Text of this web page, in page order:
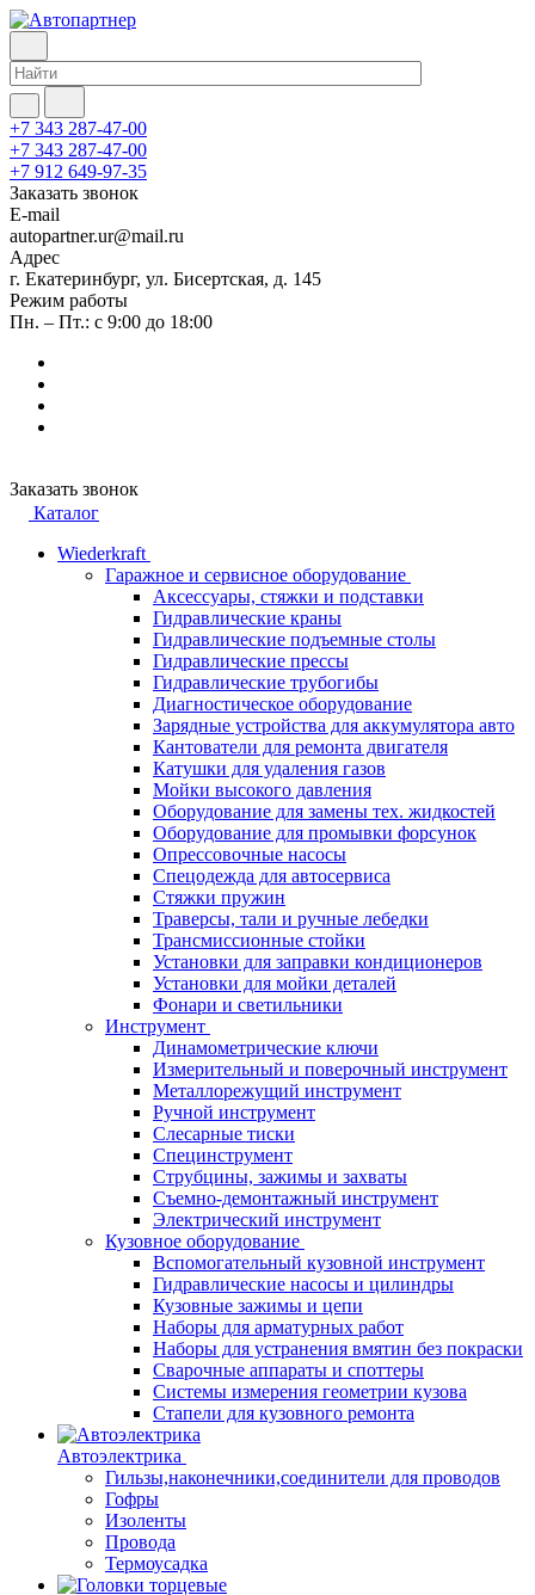
+7 343 287-47-00
+7 343 287-47-00
+7 912 649-97-35
Заказать звонок
E-mail
autopartner.ur@mail.ru
Адрес
г. Екатеринбург, ул. Бисертская, д. 145
Режим работы
Пн. – Пт.: с 9:00 до 18:00
Заказать звонок
Каталог
Wiederkraft
Гаражное и сервисное оборудование
Аксессуары, стяжки и подставки
Гидравлические краны
Гидравлические подъемные столы
Гидравлические прессы
Гидравлические трубогибы
Диагностическое оборудование
Зарядные устройства для аккумулятора авто
Кантователи для ремонта двигателя
Катушки для удаления газов
Мойки высокого давления
Оборудование для замены тех. жидкостей
Оборудование для промывки форсунок
Опрессовочные насосы
Спецодежда для автосервиса
Стяжки пружин
Траверсы, тали и ручные лебедки
Трансмиссионные стойки
Установки для заправки кондиционеров
Установки для мойки деталей
Фонари и светильники
Инструмент
Динамометрические ключи
Измерительный и поверочный инструмент
Металлорежущий инструмент
Ручной инструмент
Слесарные тиски
Специнструмент
Струбцины, зажимы и захваты
Съемно-демонтажный инструмент
Электрический инструмент
Кузовное оборудование
Вспомогательный кузовной инструмент
Гидравлические насосы и цилиндры
Кузовные зажимы и цепи
Наборы для арматурных работ
Наборы для устранения вмятин без покраски
Сварочные аппараты и споттеры
Системы измерения геометрии кузова
Стапели для кузовного ремонта
Автоэлектрика
Гильзы,наконечники,соединители для проводов
Гофры
Изоленты
Провода
Термоусадка